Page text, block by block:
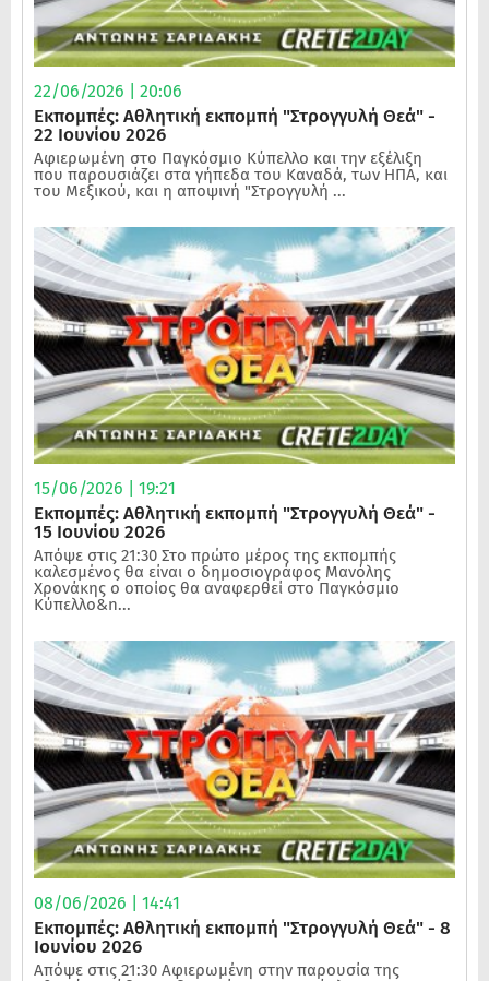
22/06/2026 | 20:06
Εκπομπές: Αθλητική εκπομπή "Στρογγυλή Θεά" -
22 Ιουνίου 2026
Αφιερωμένη στο Παγκόσμιο Κύπελλο και την εξέλιξη
που παρουσιάζει στα γήπεδα του Καναδά, των ΗΠΑ, και
του Μεξικού, και η αποψινή "Στρογγυλή ...
15/06/2026 | 19:21
Εκπομπές: Αθλητική εκπομπή "Στρογγυλή Θεά" -
15 Ιουνίου 2026
Απόψε στις 21:30 Στο πρώτο μέρος της εκπομπής
καλεσμένος θα είναι ο δημοσιογράφος Μανόλης
Χρονάκης ο οποίος θα αναφερθεί στο Παγκόσμιο
Κύπελλο&n...
08/06/2026 | 14:41
Εκπομπές: Αθλητική εκπομπή "Στρογγυλή Θεά" - 8
Ιουνίου 2026
Απόψε στις 21:30 Αφιερωμένη στην παρουσία της